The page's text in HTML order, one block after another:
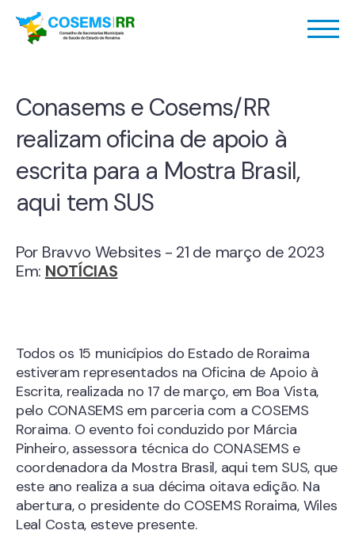
Conasems e Cosems/RR
realizam oficina de apoio à
escrita para a Mostra Brasil,
aqui tem SUS
Por Bravvo Websites - 21 de março de 2023
Em: NOTÍCIAS
Todos os 15 municípios do Estado de Roraima
estiveram representados na Oficina de Apoio à
Escrita, realizada no 17 de março, em Boa Vista,
pelo CONASEMS em parceria com a COSEMS
Roraima. O evento foi conduzido por Márcia
Pinheiro, assessora técnica do CONASEMS e
coordenadora da Mostra Brasil, aqui tem SUS, que
este ano realiza a sua décima oitava edição. Na
abertura, o presidente do COSEMS Roraima, Wiles
Leal Costa, esteve presente.